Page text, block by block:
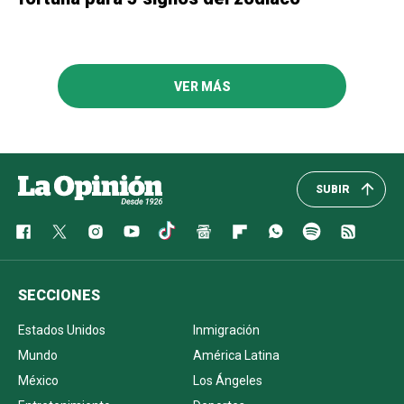
VER MÁS
SUBIR
SECCIONES
Estados Unidos
Inmigración
Mundo
América Latina
México
Los Ángeles